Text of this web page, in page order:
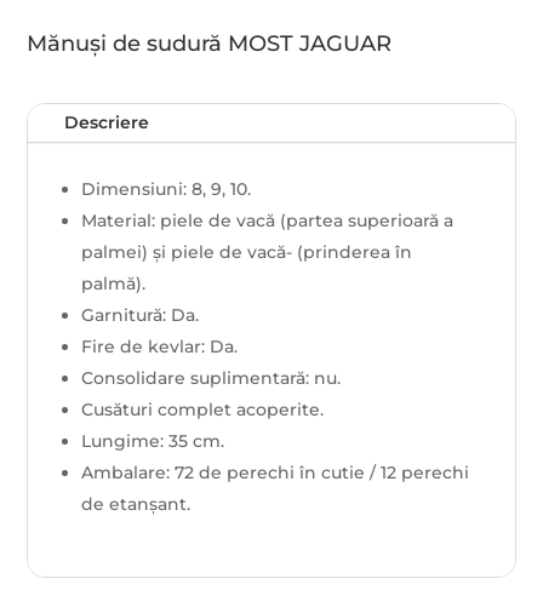
Mănuși de sudură MOST JAGUAR
Descriere
Dimensiuni: 8, 9, 10.
Material: piele de vacă (partea superioară a
palmei) și piele de vacă- (prinderea în
palmă).
Garnitură: Da.
Fire de kevlar: Da.
Consolidare suplimentară: nu.
Cusături complet acoperite.
Lungime: 35 cm.
Ambalare: 72 de perechi în cutie / 12 perechi
de etanșant.